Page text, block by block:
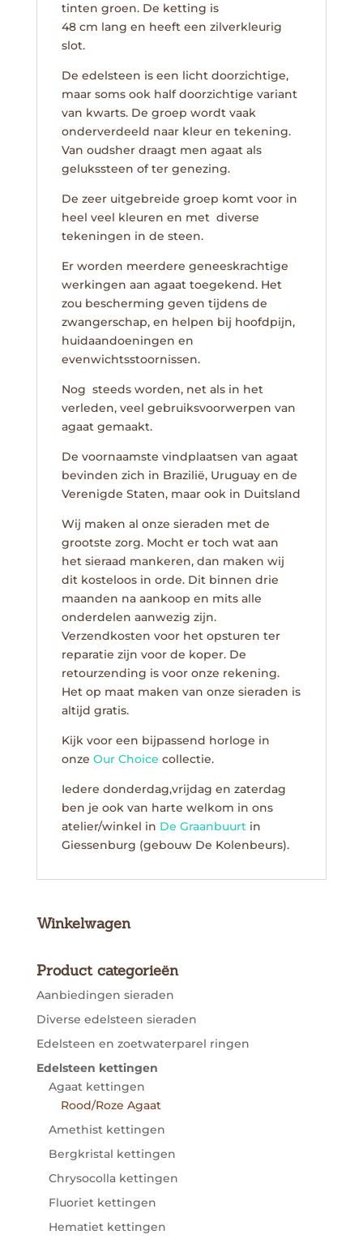
tinten groen. De ketting is
48 cm lang en heeft een zilverkleurig
slot.
De edelsteen is een licht doorzichtige,
maar soms ook half doorzichtige variant
van kwarts. De groep wordt vaak
onderverdeeld naar kleur en tekening.
Van oudsher draagt men agaat als
gelukssteen of ter genezing.
De zeer uitgebreide groep komt voor in
heel veel kleuren en met diverse
tekeningen in de steen.
Er worden meerdere geneeskrachtige
werkingen aan agaat toegekend. Het
zou bescherming geven tijdens de
zwangerschap, en helpen bij hoofdpijn,
huidaandoeningen en
evenwichtsstoornissen.
Nog steeds worden, net als in het
verleden, veel gebruiksvoorwerpen van
agaat gemaakt.
De voornaamste vindplaatsen van agaat
bevinden zich in Brazilië, Uruguay en de
Verenigde Staten, maar ook in Duitsland
Wij maken al onze sieraden met de
grootste zorg. Mocht er toch wat aan
het sieraad mankeren, dan maken wij
dit kosteloos in orde. Dit binnen drie
maanden na aankoop en mits alle
onderdelen aanwezig zijn.
Verzendkosten voor het opsturen ter
reparatie zijn voor de koper. De
retourzending is voor onze rekening.
Het op maat maken van onze sieraden is
altijd gratis.
Kijk voor een bijpassend horloge in
onze Our Choice collectie.
Iedere donderdag,vrijdag en zaterdag
ben je ook van harte welkom in ons
atelier/winkel in De Graanbuurtin
Giessenburg (gebouw De Kolenbeurs).
Winkelwagen
Product categorieën
Aanbiedingen sieraden
Diverse edelsteen sieraden
Edelsteen en zoetwaterparel ringen
Edelsteen kettingen
Agaat kettingen
Rood/Roze Agaat
Amethist kettingen
Bergkristal kettingen
Chrysocolla kettingen
Fluoriet kettingen
Hematiet kettingen